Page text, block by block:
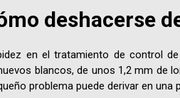
deshacerse
en el tratamiento de control
blancos, de unos 1,2 mm de
problema puede derivar en una